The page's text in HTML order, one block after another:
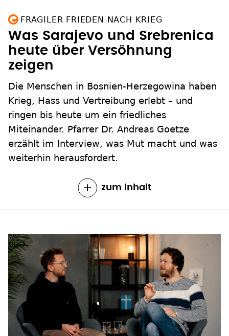
FRAGILER FRIEDEN NACH KRIEG
Was Sarajevo und Srebrenica
heute über Versöhnung
zeigen
Die Menschen in Bosnien-Herzegowina haben
Krieg, Hass und Vertreibung erlebt – und
ringen bis heute um ein friedliches
Miteinander. Pfarrer Dr. Andreas Goetze
erzählt im Interview, was Mut macht und was
weiterhin herausfordert.
zum Inhalt